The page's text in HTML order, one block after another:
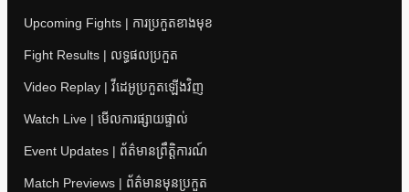
Upcoming Fights | ការប្រកួតខាងមុខ
Fight Results | លទ្ធផលប្រកួត
Video Replay | វីដេអូប្រកួតឡើងវិញ
Watch Live | មើលការផ្សាយផ្ទាល់
Event Updates | ព័ត៌មានព្រឹត្តិការណ៍
Match Previews | ព័ត៌មានមុនប្រកួត